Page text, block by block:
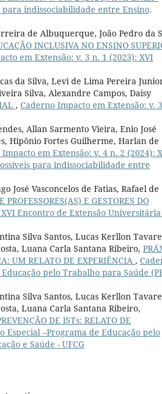
indissociabilidade entre Ensino,
de Albuquerque, João Pedro da
INCLUSIVA NO ENSINO
em Extensão: v. 3 n. 1 (2023): XVI
da Silva, Levi de Lima Pereira
Silva, Alexandre Campos, Daisy
, Caderno Impacto em Extensão: v.
Allan Sarmento Vieira, Enio José
Hipônio Fortes Guilherme, Harlan de
em Extensão: v. 4 n. 2 (2024):
para indissociabilidade entre
José Vasconcelos de Fatias, Rafael de
E GESTORES DO
Encontro de Extensão
Silva Santos, Lucas Kerllon
Luana Carla Santana Ribeiro,
UM RELATO DE EXPERIÊNCIA ,
pelo Trabalho para Saúde
Silva Santos, Lucas Kerllon
Luana Carla Santana Ribeiro,
DE ISTs: RELATO DE
Especial –Programa de Educação pelo
e Saúde - UFCG